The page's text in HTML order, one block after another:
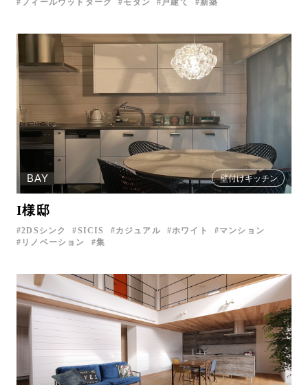
フィールウッドダーク
モダン 戸建て 新築
BAY 壁付けキッチン
I様邸
2DSシンク SICIS カジュアル ホワイト
マンション
リノベーション
集